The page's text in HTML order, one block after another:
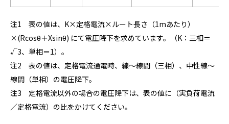
注1 表の値は、K×定格電流×ルート長さ（1mあたり）
×(Rcosθ＋Xsinθ) にて電圧降下を求めています。（K：三相＝
√3、単相＝1）。
注2 表の値は、定格電流通電時、線〜線間（三相）、中性線〜
線間（単相）の電圧降下。
注3 定格電流以外の場合の電圧降下は、表の値に（実負荷電流
／定格電流）の比をかけてください。